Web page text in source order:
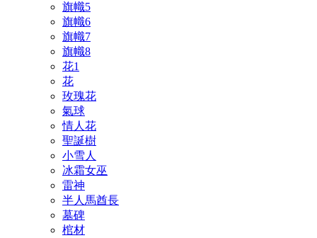
旗幟5
旗幟6
旗幟7
旗幟8
花1
花
玫瑰花
氣球
情人花
聖誕樹
小雪人
冰霜女巫
雷神
半人馬酋長
墓碑
棺材